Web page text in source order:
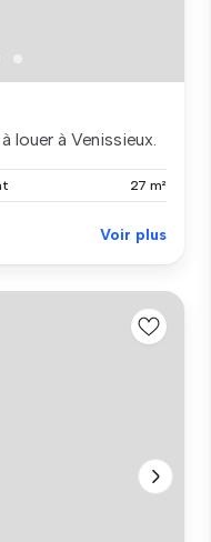
louer à Venissieux.
27 m²
Voir plus